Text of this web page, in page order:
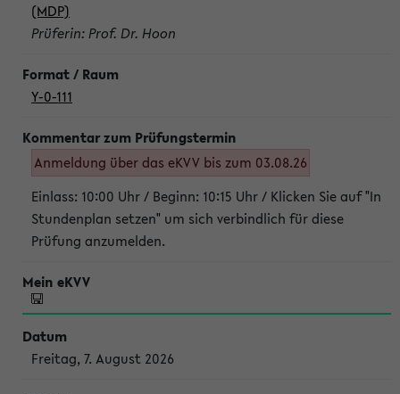
(MDP)
Prüferin: Prof. Dr. Hoon
Y-0-111
Anmeldung über das eKVV bis zum 03.08.26
Einlass: 10:00 Uhr / Beginn: 10:15 Uhr / Klicken Sie auf "In
Stundenplan setzen" um sich verbindlich für diese
Prüfung anzumelden.
Freitag, 7. August 2026